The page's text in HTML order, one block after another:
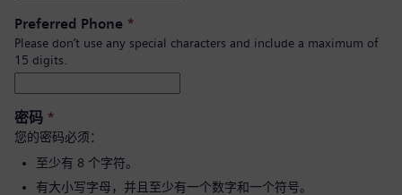
Preferred Phone *
Please don’t use any special characters and include a maximum of
15 digits.
密码 *
您的密码必须：
至少有 8 个字符。
有大小写字母，并且至少有一个数字和一个符号。